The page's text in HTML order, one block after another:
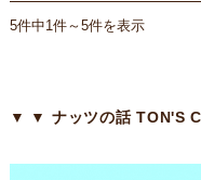
5件中1件～5件を表示
▼ ▼ ナッツの話 TON'S